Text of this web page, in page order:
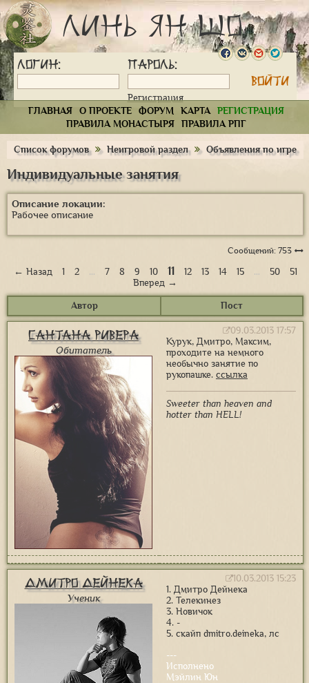
Линь Ян Шо
Логин: Пароль:
Регистрация
ГЛАВНАЯ
О ПРОЕКТЕ ФОРУМ КАРТА
РЕГИСТРАЦИЯ
ПРАВИЛА МОНАСТЫРЯ
ПРАВИЛА РПГ
Список форумов Неигровой раздел Объявления по игре
Индивидуальные занятия
Описание локации:
Рабочее описание
Сообщений: 753
← Назад 1 2 … 7 8 9 10 11 12 13 14 15 … 50
51
Вперед →
Автор Пост
Сантана Ривера
Обитатель
09.03.2013 17:57
Курук, Дмитро, Максим,
проходите на немного
необычно занятие по
рукопашке. ссылка
Sweeter than heaven and
hotter than HELL!
Дмитро Дейнека
Ученик
10.03.2013 15:23
1. Дмитро Дейнека
2. Телекинез
3. Новичок
4. -
5. скайп dmitro.deineka, лс
---
Исполнено
Мэйлин Юн